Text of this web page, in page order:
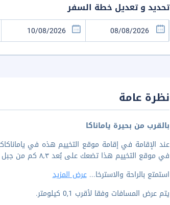
تحديد و تعديل خطة السفر
نظرة عامة
بالقرب من بحيرة ياماناكا
في موقع التخييم هذا تضعك على بُعد ٨٫٣ كم من جبل فوجي و١٣ كم من فوجي-كيو هايلاند.
استمتع بالراحة والاسترخا...عرض المزيد
يتم عرض المسافات وفقا لأقرب 0,1 كيلومتر.